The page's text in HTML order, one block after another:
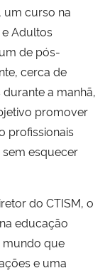
um curso na
Adultos
de pós-
cerca de
a manhã,
promover
profissionais
esquecer
do CTISM, o
educação
mundo que
e uma